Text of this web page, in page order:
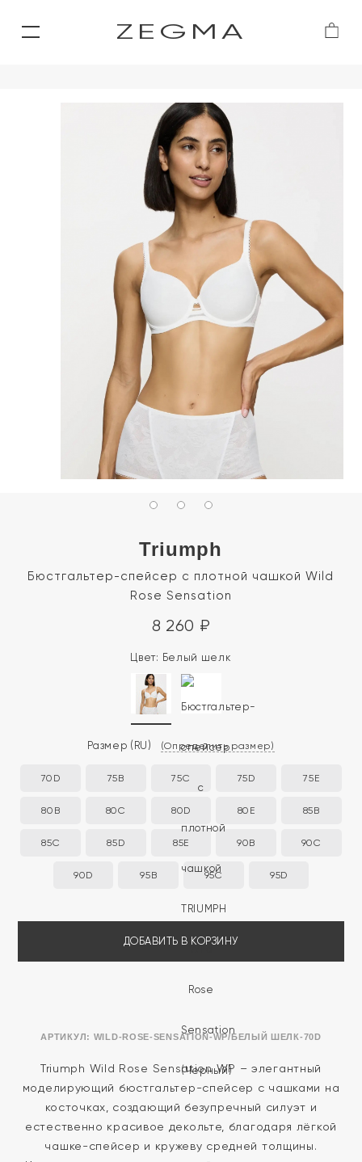
ZEGMA
Triumph
Бюстгальтер-спейсер с плотной чашкой Wild
Rose Sensation
АРТИКУЛ: WILD-ROSE-SENSATION-WP/БЕЛЫЙ ШЕЛК-70D
8 260 ₽
Цвет: Белый шелк
Размер (RU) (Определить размер)
70D 75B 75C 75D 75E
80B 80C 80D 80E 85B
85C 85D 85E 90B 90C
90D 95B 95C 95D
ДОБАВИТЬ В КОРЗИНУ
Triumph Wild Rose Sensation WP – элегантный
моделирующий бюстгальтер-спейсер с чашками на
косточках, создающий безупречный силуэт и
естественно красивое декольте, благодаря лёгкой
чашке-спейсер и кружеву средней толщины.